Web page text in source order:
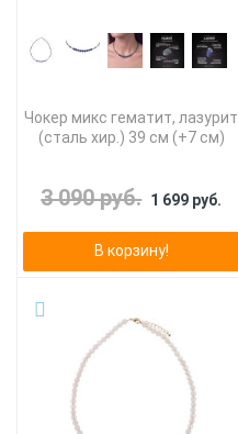
Чокер микс гематит, лазурит
(сталь хир.) 39 см (+7 см)
3 090 руб. 1 699 руб.
В корзину!